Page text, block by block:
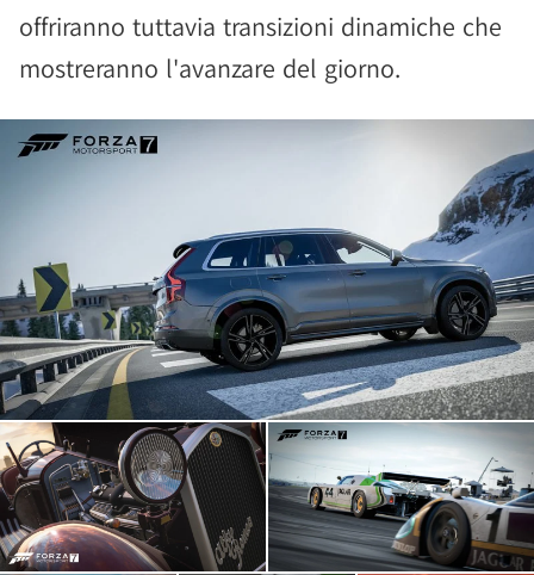
offriranno tuttavia transizioni dinamiche che
mostreranno l'avanzare del giorno.